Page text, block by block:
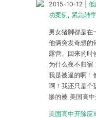
2015-10-12
功案例 , 紧急转
男女猪脚都是在
他俩突发奇想的
露营。回来的时
为什么夜不归宿
我是被逼的啊！
啊！我还只是个
惨的被 美国高中
美国高中开除应